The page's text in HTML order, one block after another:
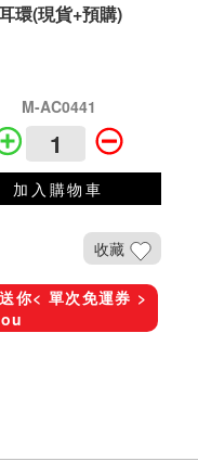
環(現貨+預購)
M-AC0441
加入購物車
收藏
你< 單次免運券 >